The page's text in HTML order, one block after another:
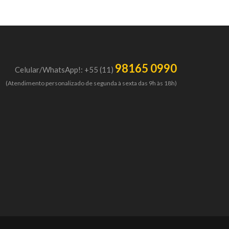
Celular/WhatsApp!: +55 (11) 98165 0990
(Atendimento personalizado de segunda à sexta das 9h às 18h)